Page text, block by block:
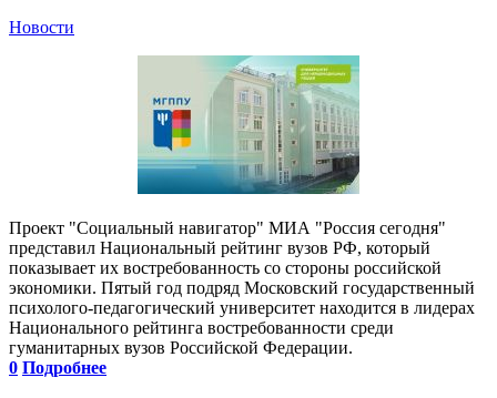
Новости
Проект "Социальный навигатор" МИА "Россия сегодня"
представил Национальный рейтинг вузов РФ, который
показывает их востребованность со стороны российской
экономики. Пятый год подряд Московский государственный
психолого-педагогический университет находится в лидерах
Национального рейтинга востребованности среди
гуманитарных вузов Российской Федерации.
0 Подробнее